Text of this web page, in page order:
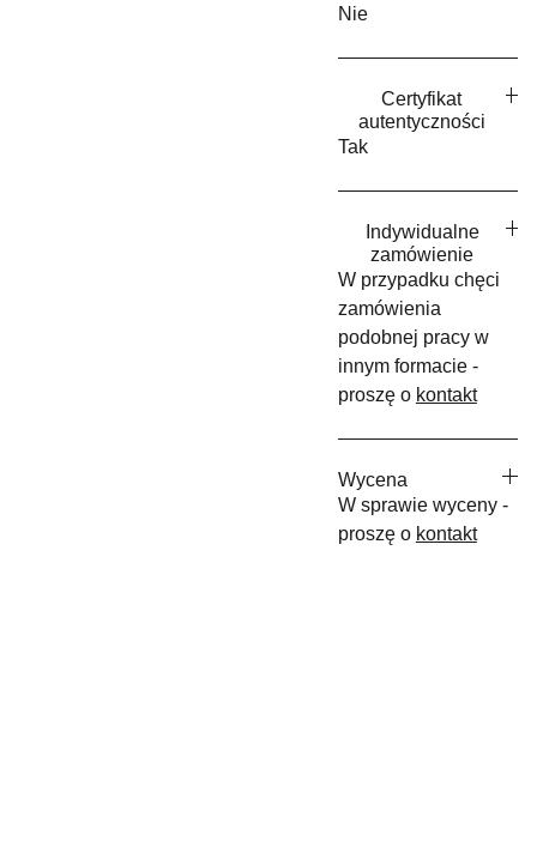
Nie
Certyfikat
autentyczności
Tak
Indywidualne
zamówienie
W przypadku chęci
zamówienia
podobnej pracy w
innym formacie -
proszę o kontakt
Wycena
W sprawie wyceny -
proszę o kontakt